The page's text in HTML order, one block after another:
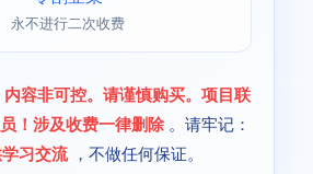
永不进行二次收费
容非可控。请谨慎购买。项目联
！涉及收费一律删除 。请牢记：
习交流 ，不做任何保证。